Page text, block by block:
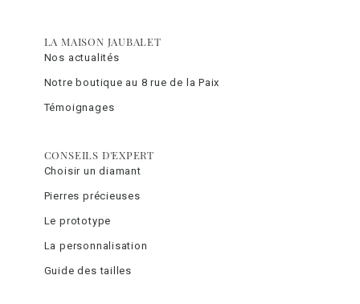
LA MAISON JAUBALET
Nos actualités
Notre boutique au 8 rue de la Paix
Témoignages
CONSEILS D'EXPERT
Choisir un diamant
Pierres précieuses
Le prototype
La personnalisation
Guide des tailles